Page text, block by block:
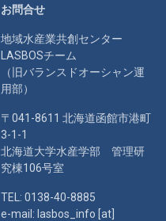
お問合せ
地域水産業共創センター
LASBOSチーム
（旧バランスドオーシャン運
用部）
〒041-8611 北海道函館市港町
3-1-1
北海道大学水産学部 管理研
究棟106号室
TEL: 0138-40-8885
e-mail: lasbos_info [at]